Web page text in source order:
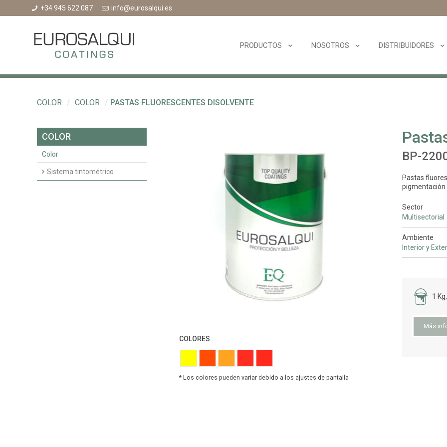
+34 945 622 087 info@eurosalqui.es
PRODUCTOS NOSOTROS DISTRIBUIDORES
COLOR / COLOR / PASTAS FLUORESCENTES DISOLVENTE
COLOR
Color
Sistema tintométrico
COLORES
BP-
Pastas
pigmentación
Sector
Multisectorial
Ambiente
Interior y
1
Más